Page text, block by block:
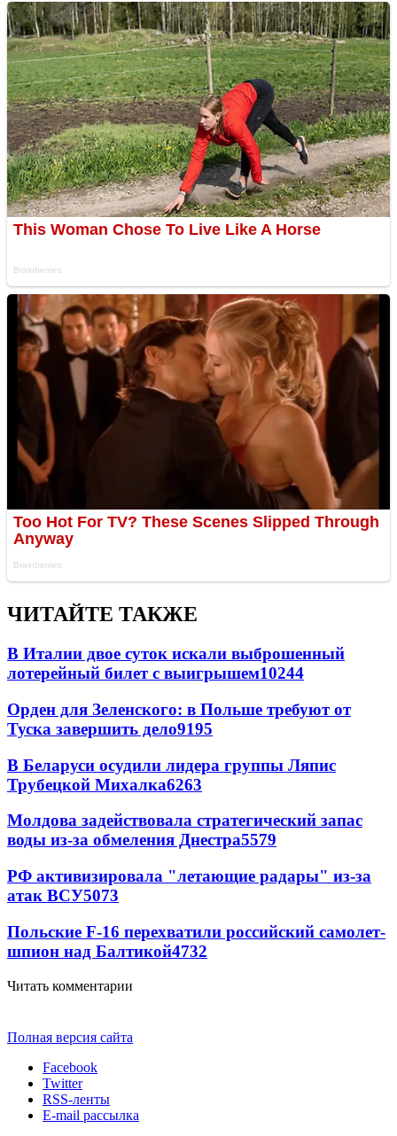
ЧИТАЙТЕ ТАКЖЕ
В Италии двое суток искали выброшенный
лотерейный билет с выигрышем10244
Орден для Зеленского: в Польше требуют от
Туска завершить дело9195
В Беларуси осудили лидера группы Ляпис
Трубецкой Михалка6263
Молдова задействовала стратегический запас
воды из-за обмеления Днестра5579
РФ активизировала "летающие радары" из-за
атак ВСУ5073
Польские F-16 перехватили российский самолет-
шпион над Балтикой4732
Читать комментарии
Полная версия сайта
Facebook
Twitter
RSS-ленты
E-mail рассылка